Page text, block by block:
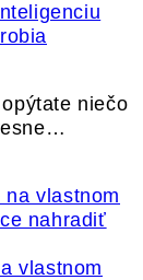
niečo
vlastnom